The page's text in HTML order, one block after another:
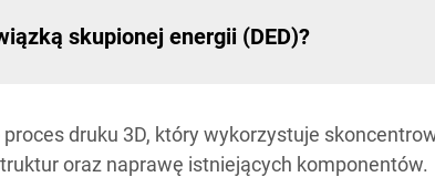
skupionej energii (DED)?
druku 3D, który wykorzystuje
oraz naprawę istniejących komponentów.